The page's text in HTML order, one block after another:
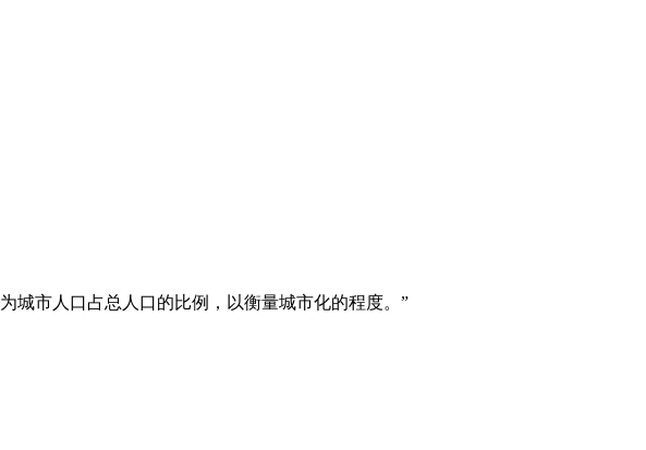
城市人口占总人口的比例，以衡量城市化的程度。”